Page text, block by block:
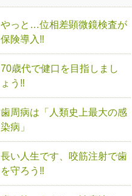
やっと…位相差顕微鏡検査が
保険導入‼
70歳代で健口を目指しまし
ょう‼
歯周病は「人類史上最大の感
染病」
長い人生です、咬筋注射で歯
を守ろう‼